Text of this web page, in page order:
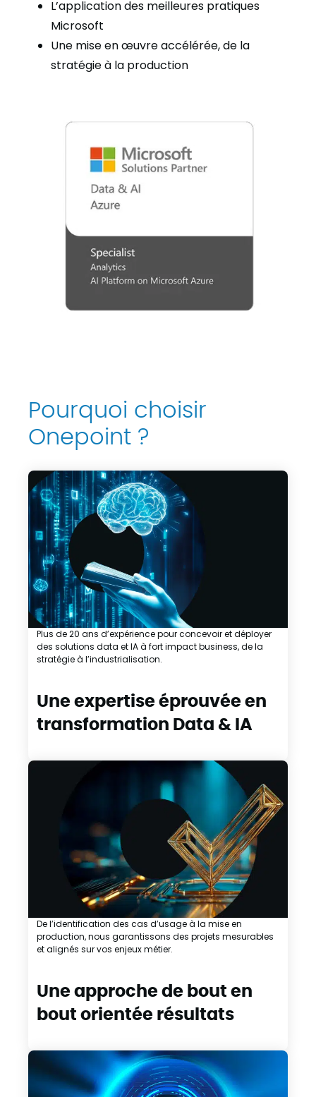
L’application des meilleures pratiques
Microsoft
Une mise en œuvre accélérée, de la
stratégie à la production
Pourquoi choisir
Onepoint ?
Une expertise éprouvée en
transformation Data & IA
Plus de 20 ans d’expérience pour concevoir et déployer
des solutions data et IA à fort impact business, de la
stratégie à l’industrialisation.
Une approche de bout en
bout orientée résultats
De l’identification des cas d’usage à la mise en
production, nous garantissons des projets mesurables
et alignés sur vos enjeux métier.